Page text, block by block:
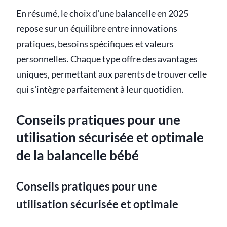
En résumé, le choix d'une balancelle en 2025
repose sur un équilibre entre innovations
pratiques, besoins spécifiques et valeurs
personnelles. Chaque type offre des avantages
uniques, permettant aux parents de trouver celle
qui s'intègre parfaitement à leur quotidien.
Conseils pratiques pour une
utilisation sécurisée et optimale
de la balancelle bébé
Conseils pratiques pour une
utilisation sécurisée et optimale